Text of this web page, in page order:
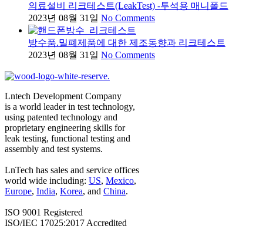
의료설비 리크테스트(LeakTest) -투석용 매니폴드
2023년 08월 31일 No Comments
방수품.밀폐제품에 대한 제조동향과 리크테스트
2023년 08월 31일 No Comments
Lntech Development Company
is a world leader in test technology,
using patented technology and
proprietary engineering skills for
leak testing, functional testing and
assembly and test systems.
LnTech has sales and service offices
world wide including: US, Mexico,
Europe, India, Korea, and China.
ISO 9001 Registered
ISO/IEC 17025:2017 Accredited